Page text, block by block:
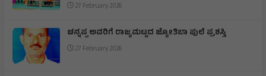
27 February 2026
ಚನ್ನಪ್ಪ ಅವರಿಗೆ ರಾಜ್ಯಮಟ್ಟದ ಜ್ಯೋತಿಬಾ ಪುಲೆ ಪ್ರಶಸ್ತಿ
27 February 2026